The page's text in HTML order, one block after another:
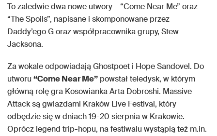
To zaledwie dwa nowe utwory – “Come Near Me” oraz
“The Spoils”, napisane i skomponowane przez
Daddy’ego G oraz współpracownika grupy, Stew
Jacksona.
Za wokale odpowiadają Ghostpoet i Hope Sandovel. Do
utworu “Come Near Me” powstał teledysk, w którym
główną rolę gra Kosowianka Arta Dobroshi. Massive
Attack są gwiazdami Kraków Live Festival, który
odbędzie się w dniach 19-20 sierpnia w Krakowie.
Oprócz legend trip-hopu, na festiwalu wystąpią też m.in.